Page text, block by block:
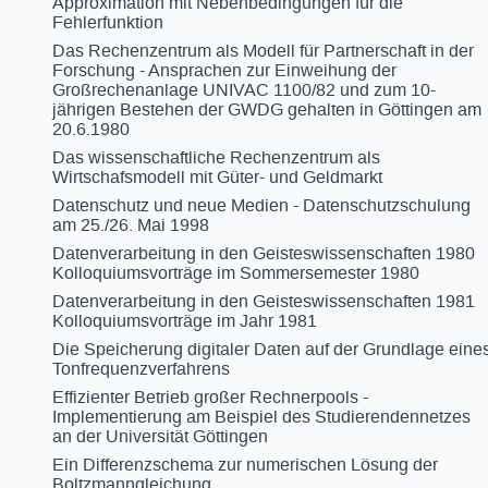
Fehlerfunktion
Das Rechenzentrum als Modell für Partnerschaft in der
Forschung - Ansprachen zur Einweihung der
Großrechenanlage UNIVAC 1100/82 und zum 10-
jährigen Bestehen der GWDG gehalten in Göttingen am
20.6.1980
Das wissenschaftliche Rechenzentrum als
Wirtschafsmodell mit Güter- und Geldmarkt
Datenschutz und neue Medien - Datenschutzschulung
am 25./26. Mai 1998
Datenverarbeitung in den Geisteswissenschaften 1980
Kolloquiumsvorträge im Sommersemester 1980
Datenverarbeitung in den Geisteswissenschaften 1981
Kolloquiumsvorträge im Jahr 1981
Die Speicherung digitaler Daten auf der Grundlage
Tonfrequenzverfahrens
Effizienter Betrieb großer Rechnerpools -
Implementierung am Beispiel des Studierendennetzes
an der Universität Göttingen
Ein Differenzschema zur numerischen Lösung der
Boltzmanngleichung